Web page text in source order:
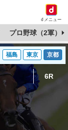
dメニュー
プロ野球（2軍）
福島 東京 京都
6R